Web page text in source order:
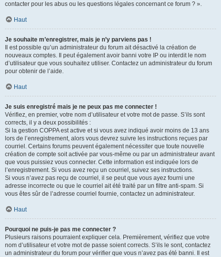
contacter pour les abus ou les questions légales concernant ce forum ? ».
Haut
Je souhaite m’enregistrer, mais je n’y parviens pas !
Il est possible qu’un administrateur du forum ait désactivé la création de
nouveaux comptes. Il peut également avoir banni votre IP ou interdit le nom
d’utilisateur que vous souhaitez utiliser. Contactez un administrateur du forum
pour obtenir de l’aide.
Haut
Je suis enregistré mais je ne peux pas me connecter !
Vérifiez, en premier, votre nom d’utilisateur et votre mot de passe. S’ils sont
corrects, il y a deux possibilités :
Si la gestion COPPA est active et si vous avez indiqué avoir moins de 13 ans
lors de l’enregistrement, alors vous devrez suivre les instructions reçues par
courriel. Certains forums peuvent également nécessiter que toute nouvelle
création de compte soit activée par vous-même ou par un administrateur avant
que vous puissiez vous connecter. Cette information est indiquée lors de
l’enregistrement. Si vous avez reçu un courriel, suivez ses instructions.
Si vous n’avez pas reçu de courriel, il se peut que vous ayez fourni une
adresse incorrecte ou que le courriel ait été traité par un filtre anti-spam. Si
vous êtes sûr de l’adresse courriel fournie, contactez un administrateur.
Haut
Pourquoi ne puis-je pas me connecter ?
Plusieurs raisons pourraient expliquer cela. Premièrement, vérifiez que votre
nom d’utilisateur et votre mot de passe soient corrects. S’ils le sont, contactez
un administrateur du forum pour vérifier que vous n’avez pas été banni. Il est